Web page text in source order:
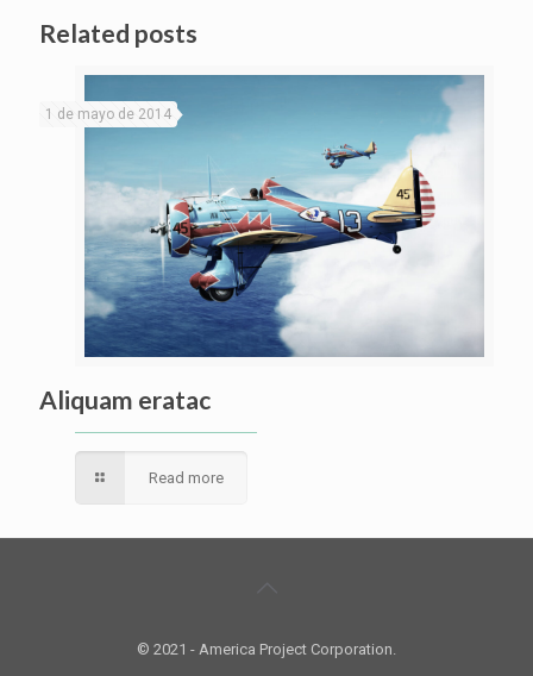
Related posts
1 de mayo de 2014
Aliquam eratac
Read more
© 2021 - America Project Corporation.